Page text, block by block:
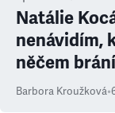
Natálie
nenávidím,
něčem brání
Barbora Kroužková•